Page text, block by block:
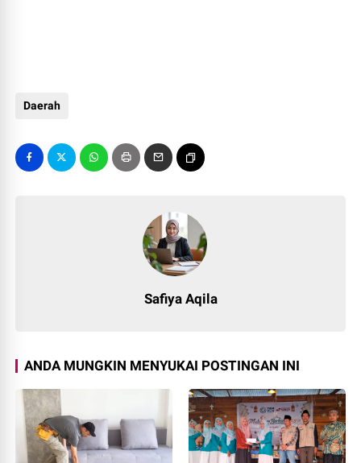
Daerah
Safiya Aqila
ANDA MUNGKIN MENYUKAI POSTINGAN INI